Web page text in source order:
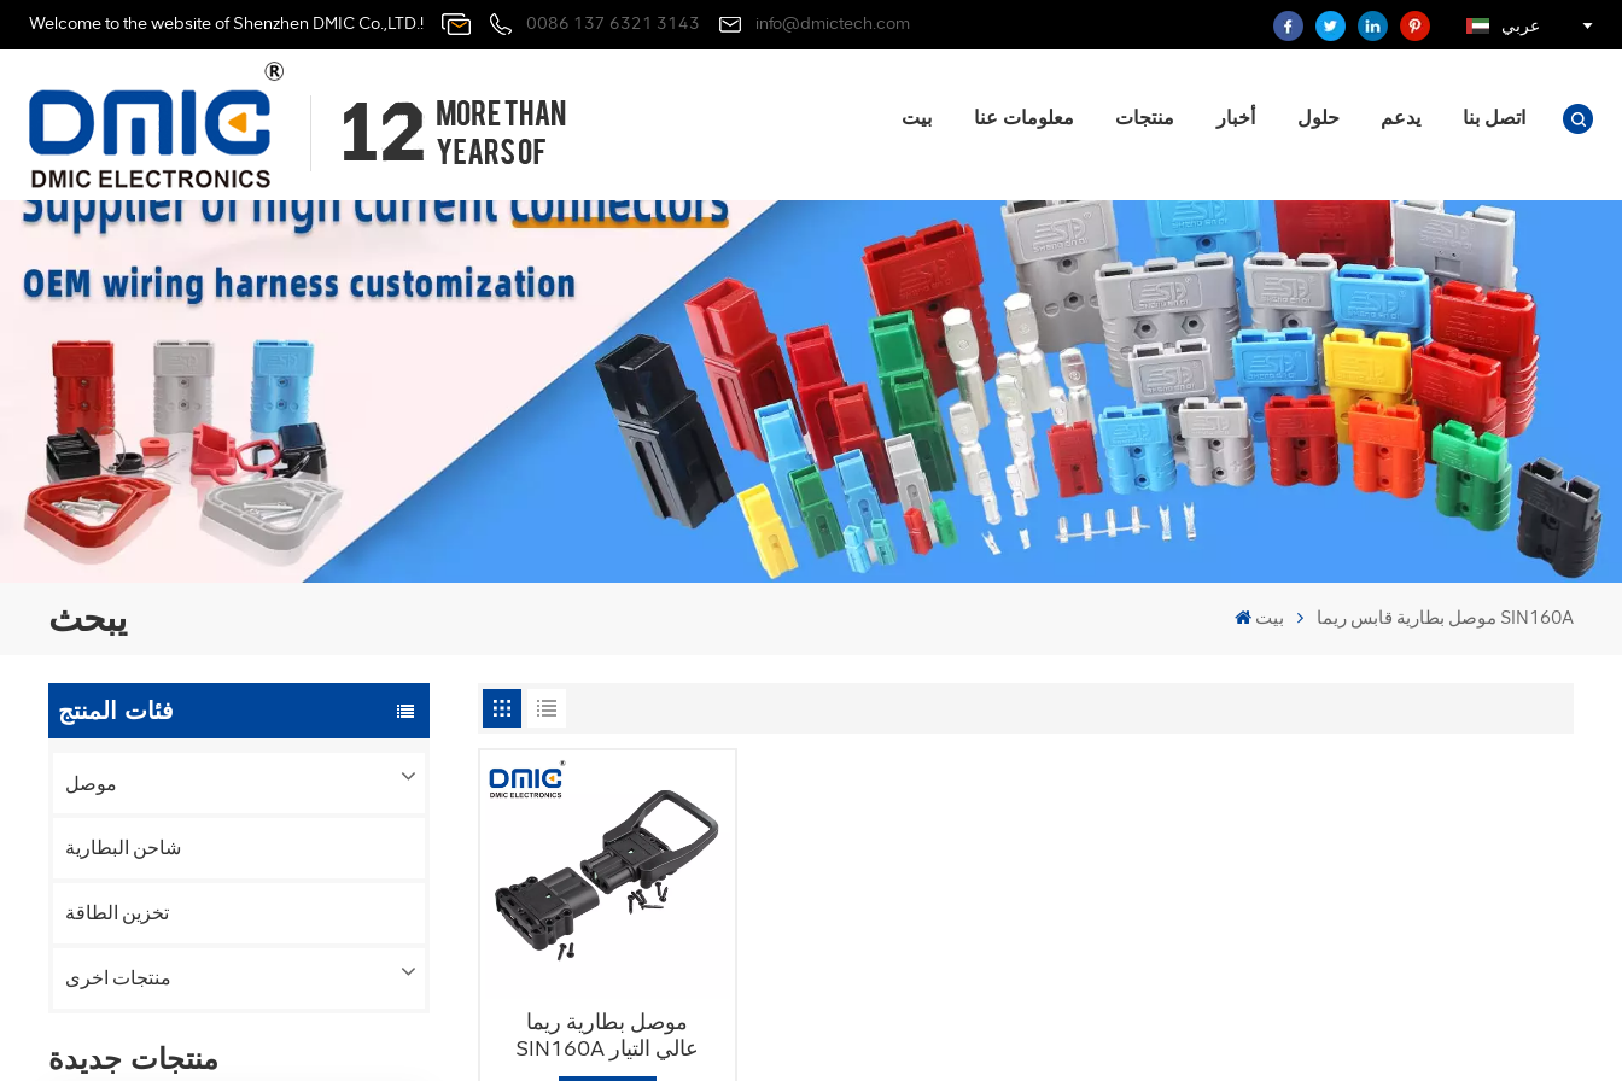
Welcome to the website of Shenzhen DMIC Co.,LTD.! 0086 137 6321 3143 info@dmictech.com عربي
بيت معلومات عنا منتجات أخبار حلول يدعم اتصل بنا
يبحث بيت موصل بطارية قابس ريما SIN160A
فئات المنتج
موصل
شاحن البطارية
تخزين الطاقة
منتجات اخرى
منتجات جديدة
موصل بطارية ريما
SIN160A عالي التيار